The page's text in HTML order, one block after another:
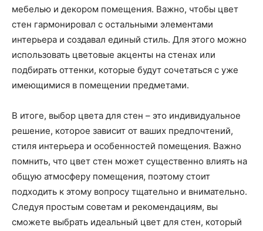
мебелью и декором помещения. Важно, чтобы цвет
стен гармонировал с остальными элементами
интерьера и создавал единый стиль. Для этого можно
использовать цветовые акценты на стенах или
подбирать оттенки, которые будут сочетаться с уже
имеющимися в помещении предметами.
В итоге, выбор цвета для стен – это индивидуальное
решение, которое зависит от ваших предпочтений,
стиля интерьера и особенностей помещения. Важно
помнить, что цвет стен может существенно влиять на
общую атмосферу помещения, поэтому стоит
подходить к этому вопросу тщательно и внимательно.
Следуя простым советам и рекомендациям, вы
сможете выбрать идеальный цвет для стен, который